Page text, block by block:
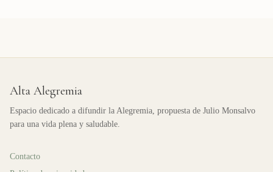
Alta Alegremia
Espacio dedicado a difundir la Alegremia, propuesta de Julio Monsalvo
para una vida plena y saludable.
Contacto